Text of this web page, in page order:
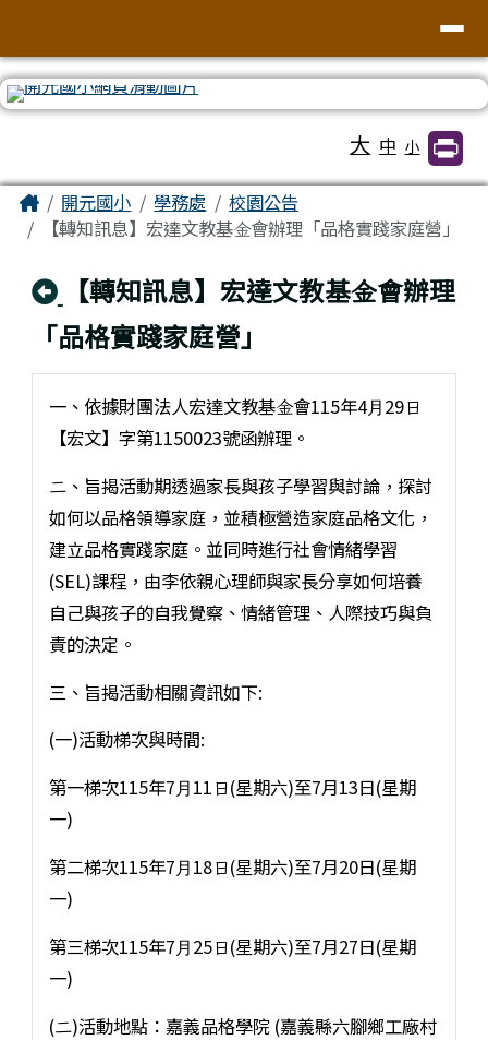
臺南市北區開元國民小學全球資訊網
大 中 小
主內容區域
Home開元國小 學務處
校園公告
【轉知訊息】宏達文教基⾦會辦理「品格實踐家庭營」
回上頁
【轉知訊息】宏達文教基⾦會辦理
「品格實踐家庭營」
⼀、依據財團法⼈宏達文教基⾦會115年4⽉29⽇
【宏文】字第1150023號函辦理。
⼆、旨揭活動期透過家長與孩子學習與討論，探討
如何以品格領導家庭，並積極營造家庭品格文化，
建立品格實踐家庭。並同時進行社會情緒學習
(SEL)課程，由李依親心理師與家長分享如何培養
自己與孩子的自我覺察、情緒管理、人際技巧與負
責的決定。
三、旨揭活動相關資訊如下:
(⼀)活動梯次與時間:
第一梯次115年7⽉11⽇(星期六)至7月13日(星期
一)
第二梯次115年7⽉18⽇(星期六)至7月20日(星期
一)
第三梯次115年7⽉25⽇(星期六)至7月27日(星期
一)
(⼆)活動地點：嘉義品格學院 (嘉義縣六腳鄉工廠村
頁尾區域